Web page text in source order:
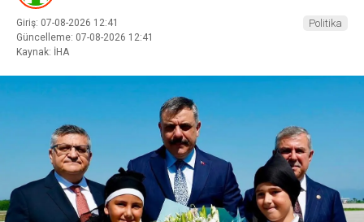
Giriş: 07-08-2026 12:41
Güncelleme: 07-08-2026 12:41
Kaynak: İHA
Politika